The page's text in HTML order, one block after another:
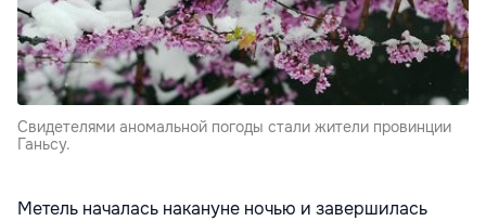
Свидетелями аномальной погоды стали жители провинции
Ганьсу.
Метель началась накануне ночью и завершилась